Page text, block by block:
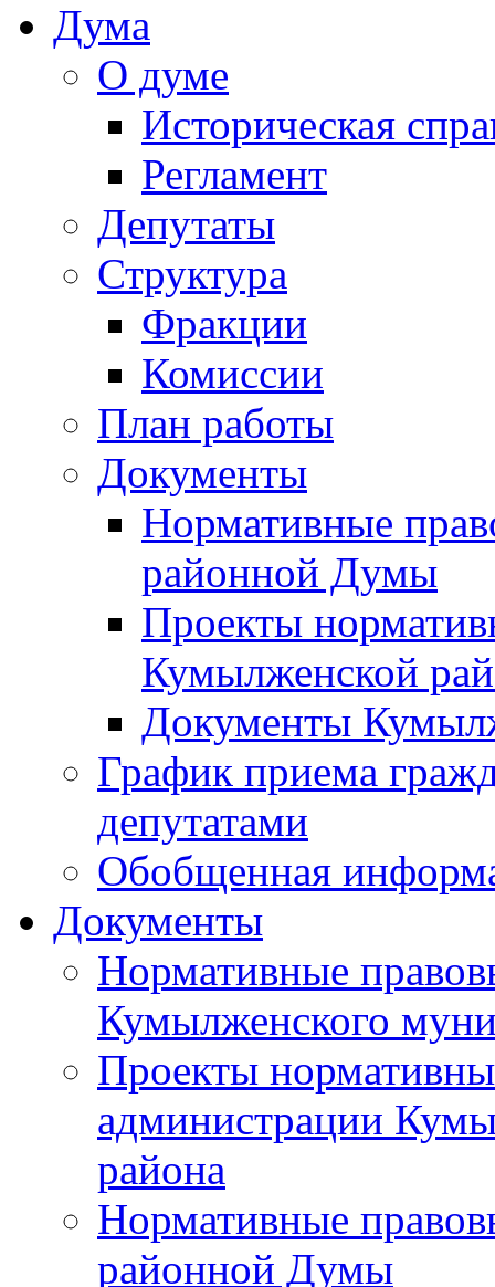
Дума
О думе
Историческая
Регламент
Депутаты
Структура
Фракции
Комиссии
План работы
Документы
Нормативные
районной Думы
Проекты
Кумылженской
Документы
График приема
депутатами
Обобщенная
Документы
Нормативные
Кумылженского
Проекты
администрации
района
Нормативные
районной Думы